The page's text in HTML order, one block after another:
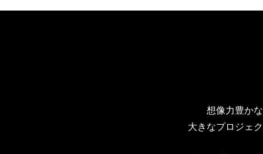
想像力豊か
大きなプロジェ